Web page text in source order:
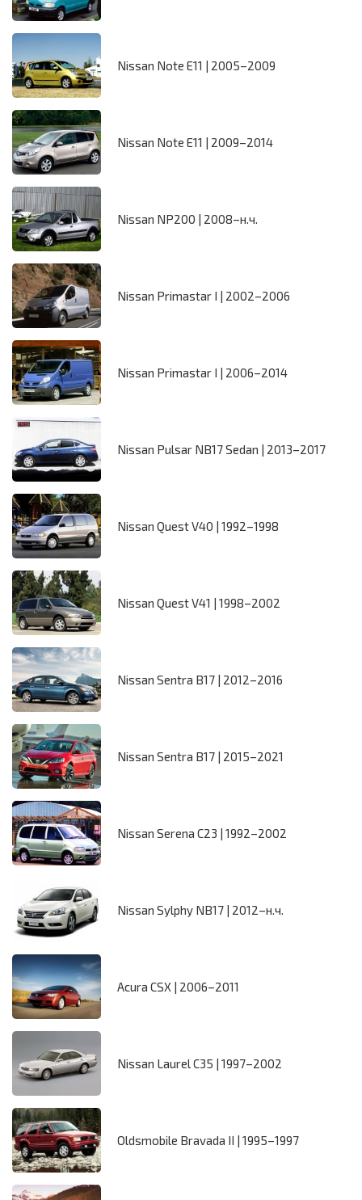
Nissan Note E11 | 2005–2009
Nissan Note E11 | 2009–2014
Nissan NP200 | 2008–н.ч.
Nissan Primastar I | 2002–2006
Nissan Primastar I | 2006–2014
Nissan Pulsar NB17 Sedan | 2013–2017
Nissan Quest V40 | 1992–1998
Nissan Quest V41 | 1998–2002
Nissan Sentra B17 | 2012–2016
Nissan Sentra B17 | 2015–2021
Nissan Serena C23 | 1992–2002
Nissan Sylphy NB17 | 2012–н.ч.
Acura CSX | 2006–2011
Nissan Laurel C35 | 1997–2002
Oldsmobile Bravada II | 1995–1997